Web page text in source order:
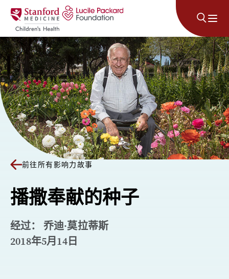
跳至内容
前往所有影响力故事
播撒奉献的种子
经过： 乔迪·莫拉蒂斯
2018年5月14日